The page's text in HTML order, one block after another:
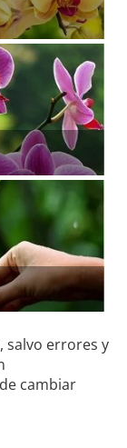
salvo errores y
cambiar